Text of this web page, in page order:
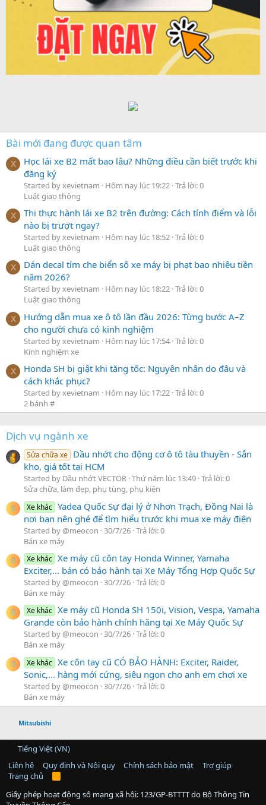
Bài mới đang được quan tâm
X
Học lái xe B2 mất bao lâu? Những điều cần biết trước khi
đăng ký
Started by xevietnam Hôm nay lúc 19:22 Trả lời: 0
Luật giao thông
X
Thi thực hành lái xe B2 trên đường: Cách tính điểm và lỗi
nào bị trượt ngay?
Started by xevietnam Hôm nay lúc 18:52 Trả lời: 0
Luật giao thông
X
Dán decal tím che biển số xe máy bị phạt bao nhiêu tiền
năm 2026?
Started by xevietnam Hôm nay lúc 18:22 Trả lời: 0
Luật giao thông
X
Hướng dẫn mua xe ô tô lần đầu 2026: Từng bước A–Z
cho người chưa có kinh nghiệm
Started by xevietnam Hôm nay lúc 17:54 Trả lời: 0
Kinh nghiệm xe
X
Honda SH bị giật khi tăng tốc: Nguyên nhân do đâu và
cách khắc phục?
Started by xevietnam Hôm nay lúc 17:22 Trả lời: 0
2 bánh #
Dịch vụ ngành xe
Sửa chữa xe Dầu nhớt cho động cơ ô tô tàu thuyền - Sẵn
kho, giá tốt tại HCM
Started by Dầu nhớt VECTOR Thứ năm lúc 13:49 Trả lời: 0
Sửa chữa, làm đẹp, phụ tùng, phụ kiện
Xe khác Yadea Quốc Sự đại lý ở Nhơn Trạch, Đồng Nai là
nơi bạn nên ghé để tìm hiểu trước khi mua xe máy điện
Started by @meocon 30/7/26 Trả lời: 0
Bán xe máy
Xe khác Xe máy cũ côn tay Honda Winner, Yamaha
Exciter,... bán có bảo hành tại Xe Máy Tổng Hợp Quốc Sự
Started by @meocon 30/7/26 Trả lời: 0
Bán xe máy
Xe khác Xe máy cũ Honda SH 150i, Vision, Vespa, Yamaha
Grande còn bảo hành chính hãng tại Xe Máy Quốc Sự
Started by @meocon 30/7/26 Trả lời: 0
Bán xe máy
Xe khác Xe côn tay cũ CÓ BẢO HÀNH: Exciter, Raider,
Sonic,... hàng mới cứng, siêu ngon cho anh em chơi xe
Started by @meocon 30/7/26 Trả lời: 0
Bán xe máy
Mitsubishi
Tiếng Việt (VN)
Liên hệ
Quy định và Nội quy Chính sách bảo mật
Trợ giúp
Trang chủ
R
S
S
Giấy phép hoạt động số mạng xã hội: 123/GP-BTTTT do Bộ Thông Tin